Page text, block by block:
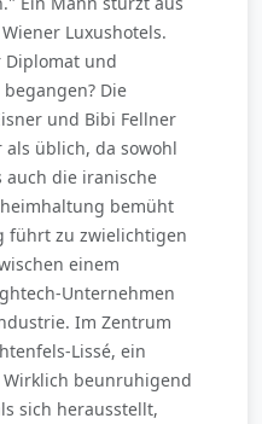
Luxushotels.
Diplomat und
Die
und Bibi Fellner
üblich, da sowohl
die iranische
bemüht
führt zu zwielichtigen
einem
Unternehmen
Im Zentrum
Lissé, ein
beunruhigend
sich herausstellt,